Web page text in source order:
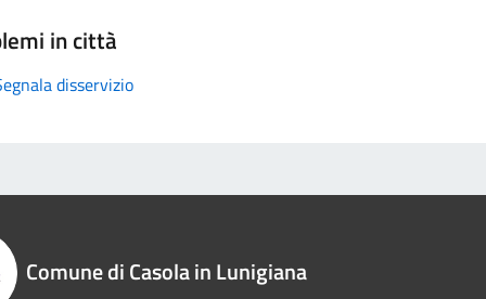
in città
disservizio
Comune di Casola in Lunigiana